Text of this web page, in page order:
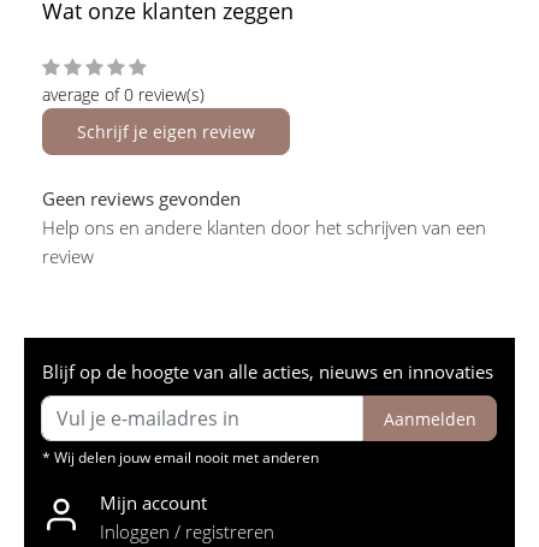
Wat onze klanten zeggen
average of 0 review(s)
Schrijf je eigen review
Geen reviews gevonden
Help ons en andere klanten door het schrijven van een
review
Blijf op de hoogte van alle acties, nieuws en innovaties
Aanmelden
* Wij delen jouw email nooit met anderen
Mijn account
Inloggen / registreren